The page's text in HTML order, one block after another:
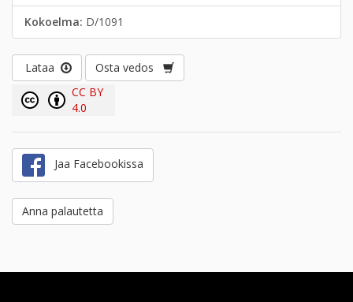
Kokoelma: D/1091
Lataa
Osta vedos
CC BY
4.0
Jaa Facebookissa
Anna palautetta